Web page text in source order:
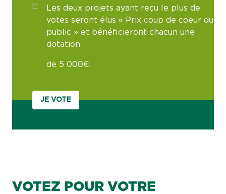
Les deux projets ayant reçu le plus de
votes seront élus « Prix coup de coeur du
public » et bénéficieront chacun une
dotation
de 5 000€.
JE VOTE
VOTEZ POUR VOTRE